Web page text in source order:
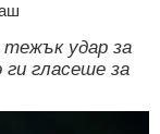
удар за
гласеше за